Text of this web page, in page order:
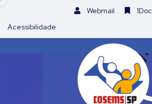
Webmail
1Doc
Acessibilidade